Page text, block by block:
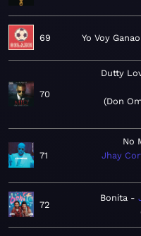
69 Yo Voy Ganao
70
Dutty
Don
71
No
Jhay
72
Bonita